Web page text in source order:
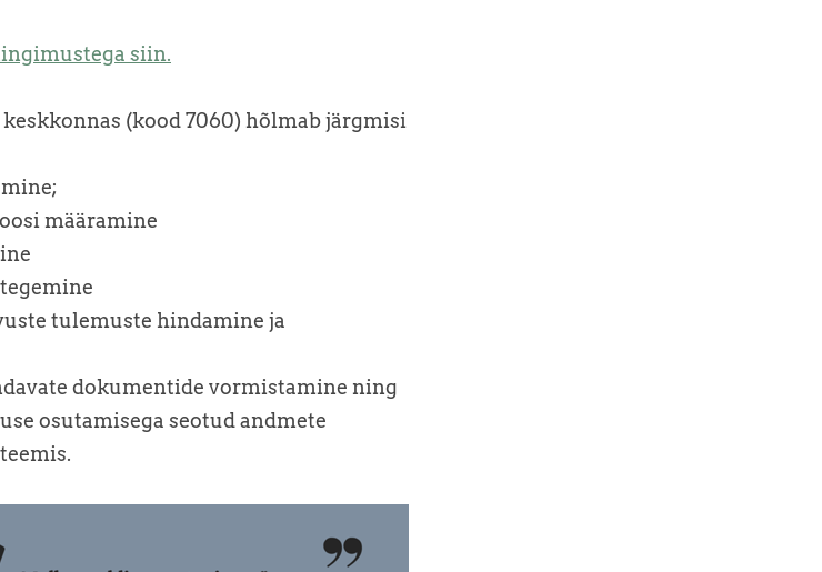
siin.
(kood 7060) hõlmab järgmisi
määramine
tulemuste hindamine ja
dokumentide vormistamine ning
osutamisega seotud andmete